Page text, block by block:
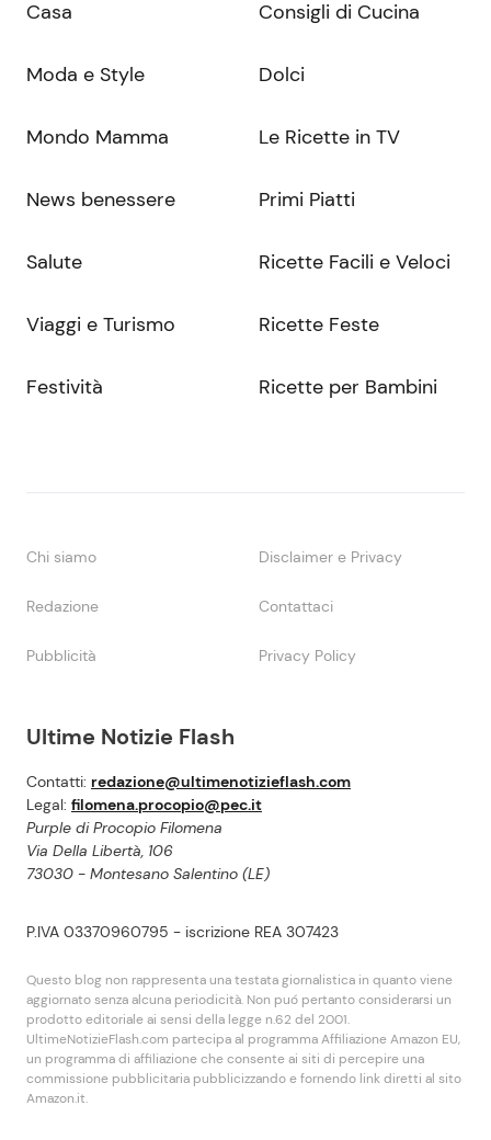
Ultime Notizie Flash
Contatti: redazione@ultimenotizieflash.com
Legal: filomena.procopio@pec.it
Purple di Procopio Filomena
Via Della Libertà, 106
73030 - Montesano Salentino (LE)
P.IVA 03370960795 - iscrizione REA 307423
Questo blog non rappresenta una testata giornalistica in quanto viene
aggiornato senza alcuna periodicità. Non puó pertanto considerarsi un
prodotto editoriale ai sensi della legge n.62 del 2001.
UltimeNotizieFlash.com partecipa al programma Affiliazione Amazon EU,
un programma di affiliazione che consente ai siti di percepire una
commissione pubblicitaria pubblicizzando e fornendo link diretti al sito
Amazon.it.
Casa
Moda e Style
Mondo Mamma
News benessere
Salute
Viaggi e Turismo
Festività
Consigli di Cucina
Dolci
Le Ricette in TV
Primi Piatti
Ricette Facili e Veloci
Ricette Feste
Ricette per Bambini
Chi siamo Disclaimer e Privacy
Redazione Contattaci
Pubblicità Privacy Policy